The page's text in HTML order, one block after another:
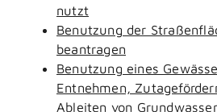
nutzt
Benutzung der
beantragen
Benutzung eines
Entnehmen,
Ableiten von